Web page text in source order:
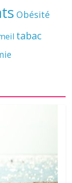
Obésité
tabac